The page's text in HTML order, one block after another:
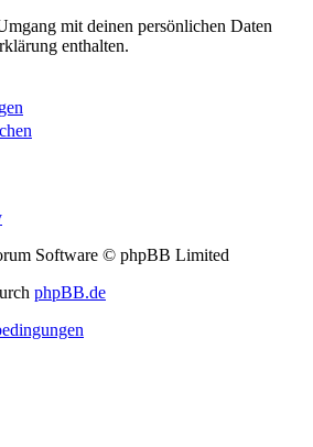
mit deinen persönlichen Daten
enthalten.
Software © phpBB Limited
phpBB.de